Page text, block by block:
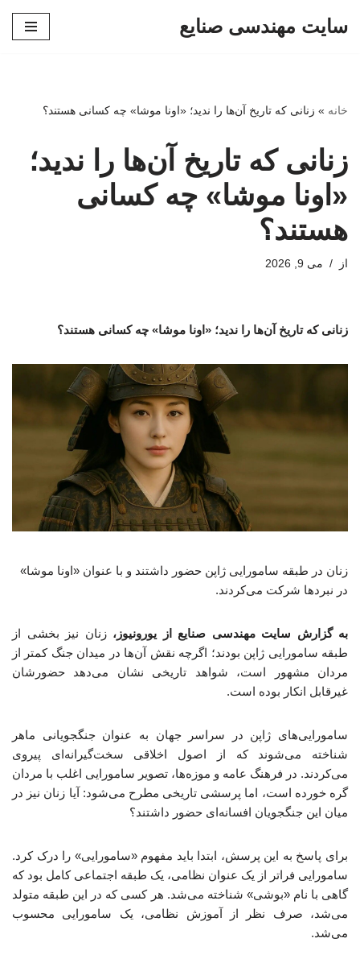
سایت مهندسی صنایع
خانه » زنانی که تاریخ آن‌ها را ندید؛ «اونا موشا» چه کسانی هستند؟
زنانی که تاریخ آن‌ها را ندید؛
«اونا موشا» چه کسانی
هستند؟
از می 9, 2026
زنانی که تاریخ آن‌ها را ندید؛ «اونا موشا» چه کسانی هستند؟
زنان در طبقه سامورایی ژاپن حضور داشتند و با عنوان «اونا موشا»
در نبردها شرکت می‌کردند.
به گزارش سایت مهندسی صنایع از یورونیوز، زنان نیز بخشی از
طبقه سامورایی ژاپن بودند؛ اگرچه نقش آن‌ها در میدان جنگ کمتر از
مردان مشهور است، شواهد تاریخی نشان می‌دهد حضورشان
غیرقابل انکار بوده است.
سامورایی‌های ژاپن در سراسر جهان به عنوان جنگجویانی ماهر
شناخته می‌شوند که از اصول اخلاقی سخت‌گیرانه‌ای پیروی
می‌کردند. در فرهنگ عامه و موزه‌ها، تصویر سامورایی اغلب با مردان
گره خورده است، اما پرسشی تاریخی مطرح می‌شود: آیا زنان نیز در
میان این جنگجویان افسانه‌ای حضور داشتند؟
برای پاسخ به این پرسش، ابتدا باید مفهوم «سامورایی» را درک کرد.
سامورایی فراتر از یک عنوان نظامی، یک طبقه اجتماعی کامل بود که
گاهی با نام «بوشی» شناخته می‌شد. هر کسی که در این طبقه متولد
می‌شد، صرف نظر از آموزش نظامی، یک سامورایی محسوب
می‌شد.